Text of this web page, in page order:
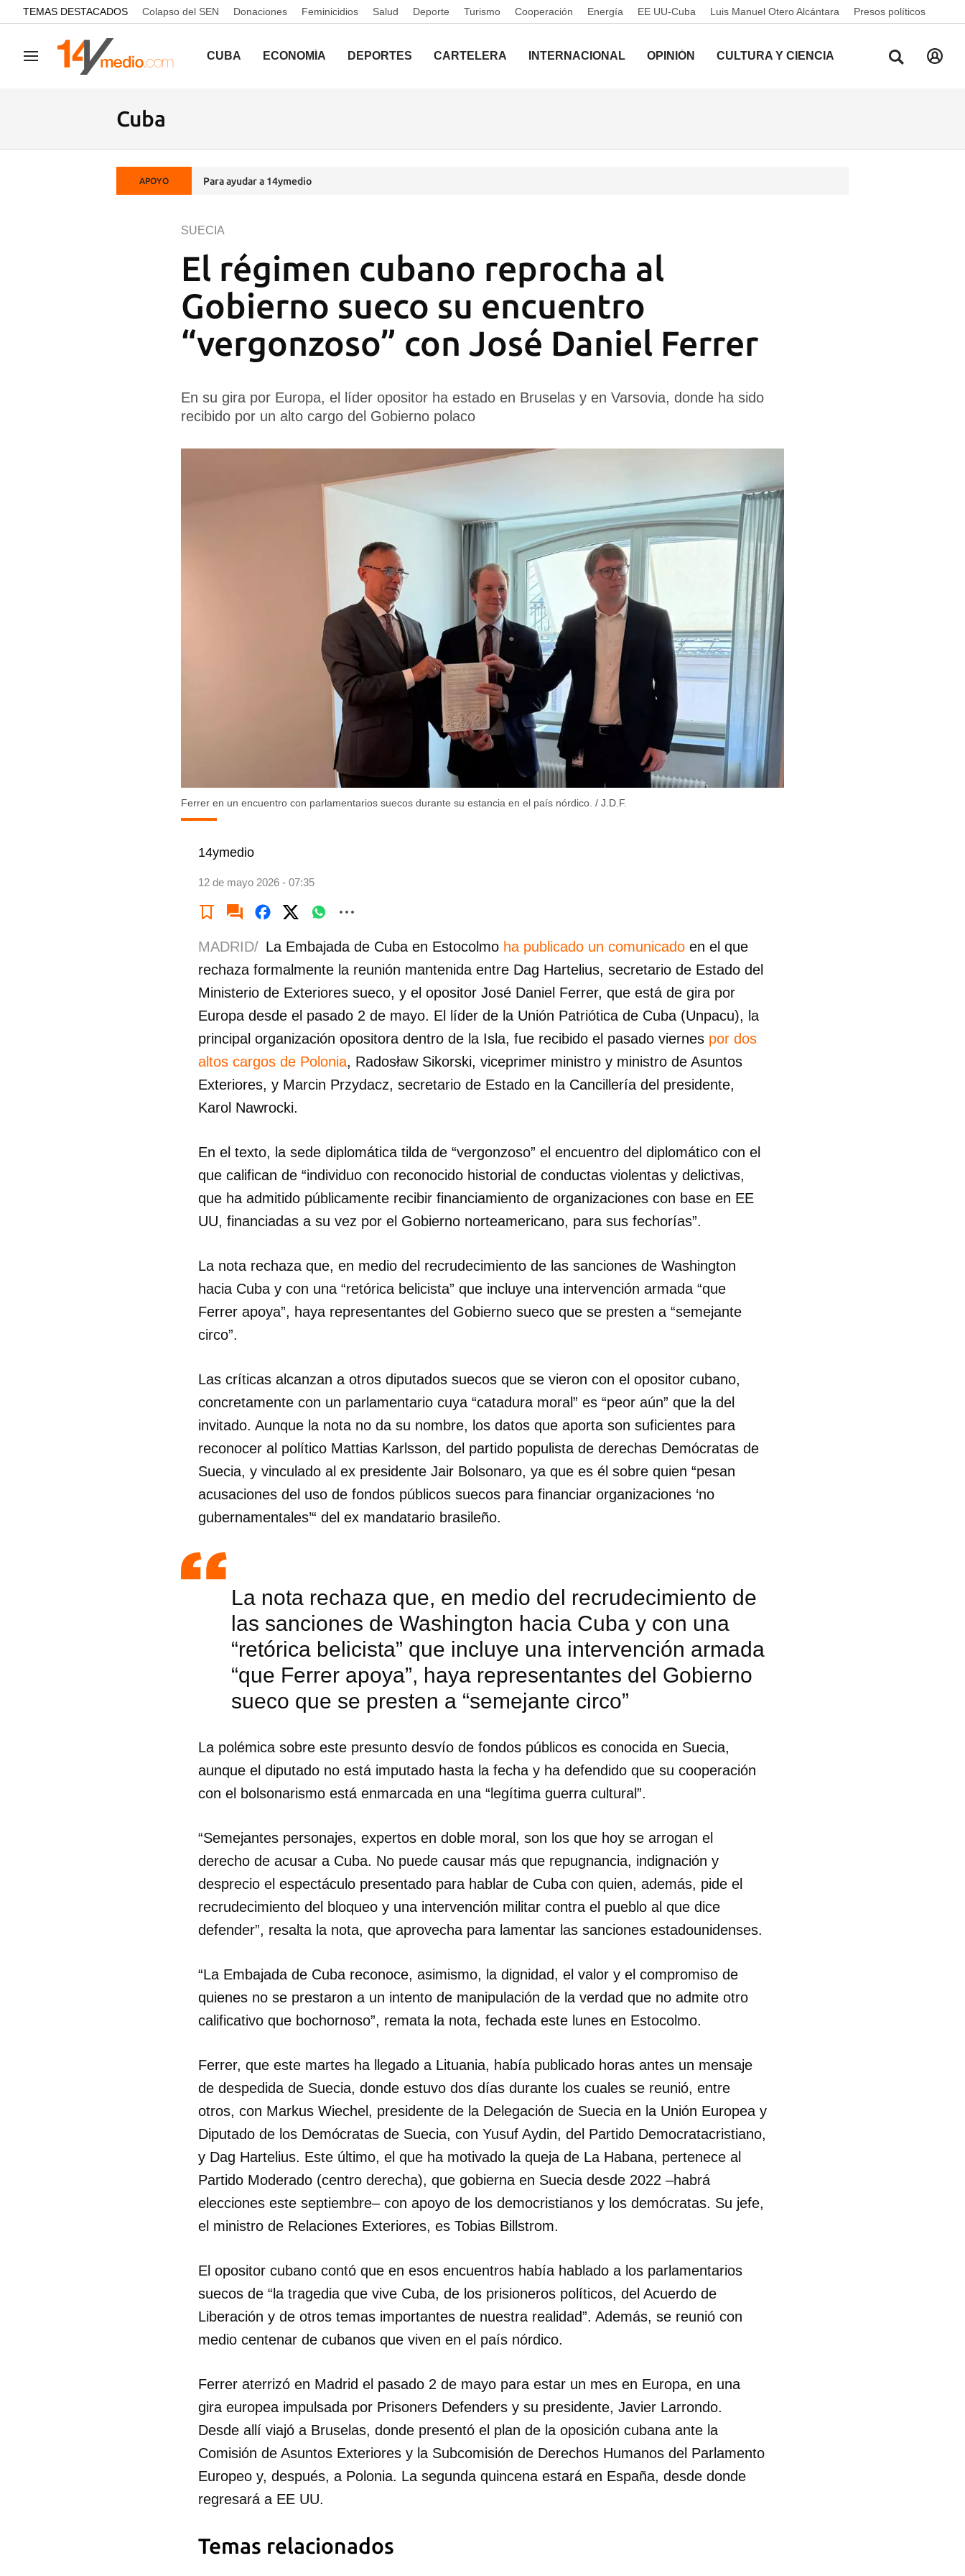
common.go-to-content
TEMAS DESTACADOS Colapso del SEN Donaciones Feminicidios Salud Deporte Turismo Cooperación Energía EE UU-Cuba Luis Manuel Otero Alcántara Presos políticos
Navegación CUBA ECONOMÍA DEPORTES CARTELERA INTERNACIONAL OPINIÓN CULTURA Y CIENCIA
Cuba
APOYO Para ayudar a 14ymedio
El régimen cubano reprocha al
Gobierno sueco su encuentro
“vergonzoso” con José Daniel Ferrer
SUECIA
En su gira por Europa, el líder opositor ha estado en Bruselas y en Varsovia, donde ha sido
recibido por un alto cargo del Gobierno polaco
Ferrer en un encuentro con parlamentarios suecos durante su estancia en el país nórdico. / J.D.F.
14ymedio
12 de mayo 2026 - 07:35
Para poder guardar como favorito, primero has de iniciar sesión con tu
cuenta de 14ymedio.
INICIAR SESIÓN CANCELAR
MADRID/ La Embajada de Cuba en Estocolmo ha publicado un comunicado en el que
rechaza formalmente la reunión mantenida entre Dag Hartelius, secretario de Estado del
Ministerio de Exteriores sueco, y el opositor José Daniel Ferrer, que está de gira por
Europa desde el pasado 2 de mayo. El líder de la Unión Patriótica de Cuba (Unpacu), la
principal organización opositora dentro de la Isla, fue recibido el pasado viernes por dos
altos cargos de Polonia, Radosław Sikorski, viceprimer ministro y ministro de Asuntos
Exteriores, y Marcin Przydacz, secretario de Estado en la Cancillería del presidente,
Karol Nawrocki.
En el texto, la sede diplomática tilda de “vergonzoso” el encuentro del diplomático con el
que califican de “individuo con reconocido historial de conductas violentas y delictivas,
que ha admitido públicamente recibir financiamiento de organizaciones con base en EE
UU, financiadas a su vez por el Gobierno norteamericano, para sus fechorías”.
La nota rechaza que, en medio del recrudecimiento de las sanciones de Washington
hacia Cuba y con una “retórica belicista” que incluye una intervención armada “que
Ferrer apoya”, haya representantes del Gobierno sueco que se presten a “semejante
circo”.
Las críticas alcanzan a otros diputados suecos que se vieron con el opositor cubano,
concretamente con un parlamentario cuya “catadura moral” es “peor aún” que la del
invitado. Aunque la nota no da su nombre, los datos que aporta son suficientes para
reconocer al político Mattias Karlsson, del partido populista de derechas Demócratas de
Suecia, y vinculado al ex presidente Jair Bolsonaro, ya que es él sobre quien “pesan
acusaciones del uso de fondos públicos suecos para financiar organizaciones ‘no
gubernamentales’“ del ex mandatario brasileño.
La nota rechaza que, en medio del recrudecimiento de
las sanciones de Washington hacia Cuba y con una
“retórica belicista” que incluye una intervención armada
“que Ferrer apoya”, haya representantes del Gobierno
sueco que se presten a “semejante circo”
La polémica sobre este presunto desvío de fondos públicos es conocida en Suecia,
aunque el diputado no está imputado hasta la fecha y ha defendido que su cooperación
con el bolsonarismo está enmarcada en una “legítima guerra cultural”.
“Semejantes personajes, expertos en doble moral, son los que hoy se arrogan el
derecho de acusar a Cuba. No puede causar más que repugnancia, indignación y
desprecio el espectáculo presentado para hablar de Cuba con quien, además, pide el
recrudecimiento del bloqueo y una intervención militar contra el pueblo al que dice
defender”, resalta la nota, que aprovecha para lamentar las sanciones estadounidenses.
“La Embajada de Cuba reconoce, asimismo, la dignidad, el valor y el compromiso de
quienes no se prestaron a un intento de manipulación de la verdad que no admite otro
calificativo que bochornoso”, remata la nota, fechada este lunes en Estocolmo.
Ferrer, que este martes ha llegado a Lituania, había publicado horas antes un mensaje
de despedida de Suecia, donde estuvo dos días durante los cuales se reunió, entre
otros, con Markus Wiechel, presidente de la Delegación de Suecia en la Unión Europea y
Diputado de los Demócratas de Suecia, con Yusuf Aydin, del Partido Democratacristiano,
y Dag Hartelius. Este último, el que ha motivado la queja de La Habana, pertenece al
Partido Moderado (centro derecha), que gobierna en Suecia desde 2022 –habrá
elecciones este septiembre– con apoyo de los democristianos y los demócratas. Su jefe,
el ministro de Relaciones Exteriores, es Tobias Billstrom.
El opositor cubano contó que en esos encuentros había hablado a los parlamentarios
suecos de “la tragedia que vive Cuba, de los prisioneros políticos, del Acuerdo de
Liberación y de otros temas importantes de nuestra realidad”. Además, se reunió con
medio centenar de cubanos que viven en el país nórdico.
Ferrer aterrizó en Madrid el pasado 2 de mayo para estar un mes en Europa, en una
gira europea impulsada por Prisoners Defenders y su presidente, Javier Larrondo.
Desde allí viajó a Bruselas, donde presentó el plan de la oposición cubana ante la
Comisión de Asuntos Exteriores y la Subcomisión de Derechos Humanos del Parlamento
Europeo y, después, a Polonia. La segunda quincena estará en España, desde donde
regresará a EE UU.
Temas relacionados